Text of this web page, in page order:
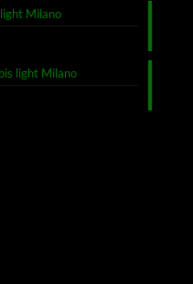
Milano
light Milano